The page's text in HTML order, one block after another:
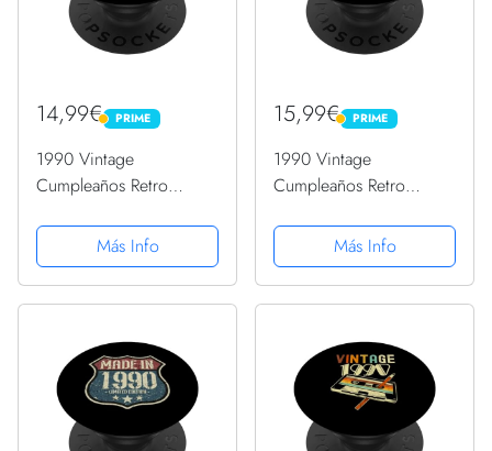
14,99€ PRIME
PRIME
1990 Vintage
Cumpleaños Retro
Hombres Mujer
PopSockets PopGrip
Intercambiable
Más Info
15,99€ PRIME
PRIME
1990 Vintage
Cumpleaños Retro
Hombres Mujer
PopSockets PopGrip
Intercambiable
Más Info